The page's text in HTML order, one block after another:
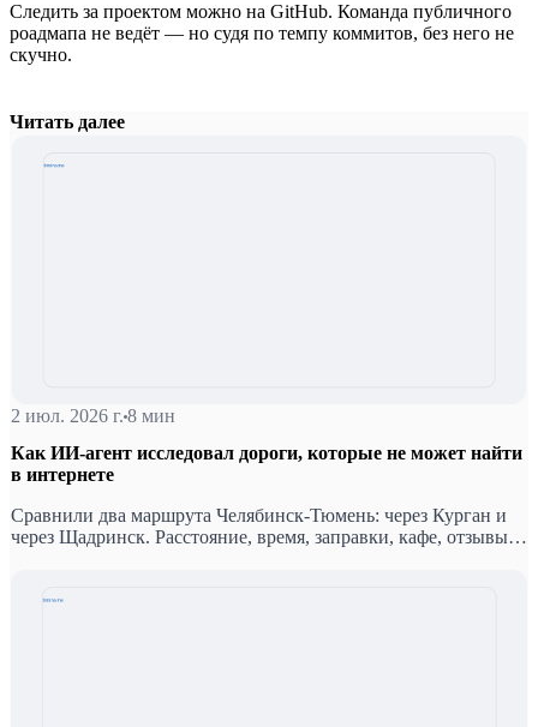
Следить за проектом можно на GitHub. Команда публичного
роадмапа не ведёт — но судя по темпу коммитов, без него не
скучно.
Читать далее
2 июл. 2026 г. 8 мин
Как ИИ-агент исследовал дороги, которые не может найти
в интернете
Сравнили два маршрута Челябинск-Тюмень: через Курган и
через Щадринск. Расстояние, время, заправки, кафе, отзывы